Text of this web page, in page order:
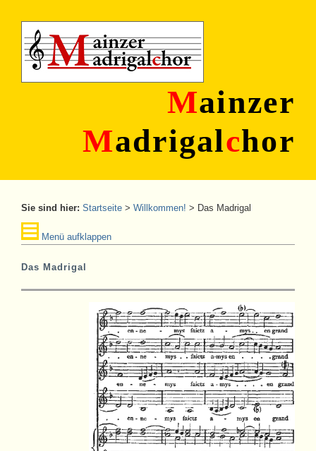
Mainzer
Madrigalchor
Sie sind hier: Startseite > Willkommen! > Das Madrigal
Menü aufklappen
Das Madrigal